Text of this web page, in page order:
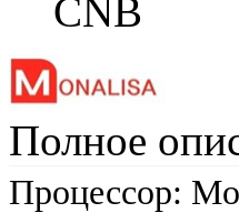
CNB
Полное
Процессор: